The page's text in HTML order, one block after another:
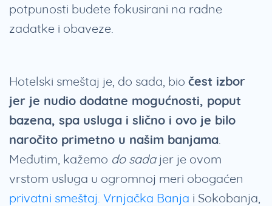
potpunosti budete fokusirani na radne
zadatke i obaveze.
Hotelski smeštaj je, do sada, bio čest izbor
jer je nudio dodatne mogućnosti, poput
bazena, spa usluga i slično i ovo je bilo
naročito primetno u našim banjama
Međutim, kažemo do sada jer je ovom
vrstom usluga u ogromnoj meri obogaćen
privatni smeštaj. Vrnjačka Banja i Sokobanja,